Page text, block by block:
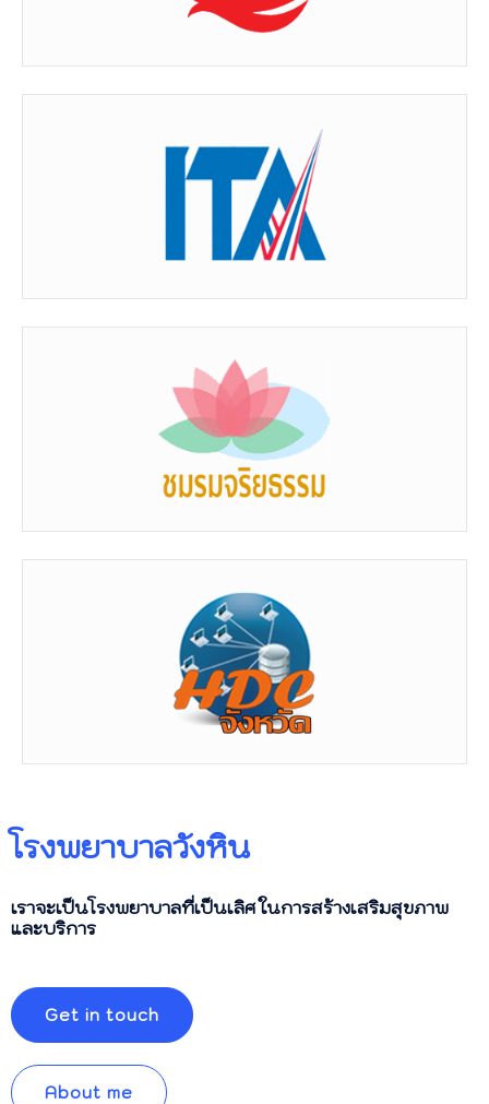
โรงพยาบาลวังหิน
เราจะเป็นโรงพยาบาลที่เป็นเลิศ ในการสร้างเสริมสุขภาพ
และบริการ
Get in touch
About me